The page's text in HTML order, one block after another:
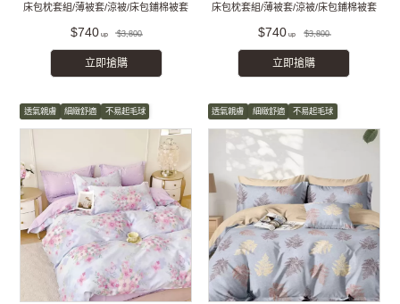
床包枕套組/薄被套/涼被/床包鋪棉被套
$740 $3,800
立即搶購
床包枕套組/薄被套/涼被/床包鋪棉被套
$740 $3,800
立即搶購
透氣親膚 細緻舒適 不易起毛球 透氣親膚 細緻舒適 不易起毛球